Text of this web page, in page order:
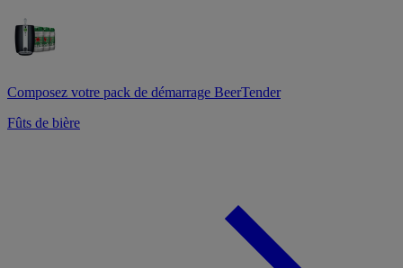
Composez votre pack de démarrage BeerTender
Fûts de bière